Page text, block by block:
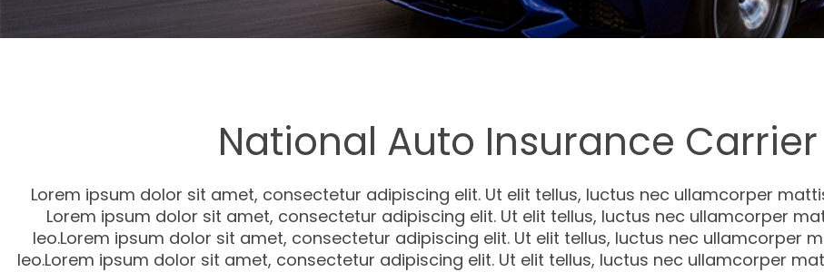
National Auto Insurance Carrier
Lorem ipsum dolor sit amet, consectetur adipiscing elit. Ut elit tellus, luctus nec ullamcorper
Lorem ipsum dolor sit amet, consectetur adipiscing elit. Ut elit tellus, luctus nec ullamcorper
leo.Lorem ipsum dolor sit amet, consectetur adipiscing elit. Ut elit tellus, luctus nec ullamcorper
leo.Lorem ipsum dolor sit amet, consectetur adipiscing elit. Ut elit tellus, luctus nec ullamcorper